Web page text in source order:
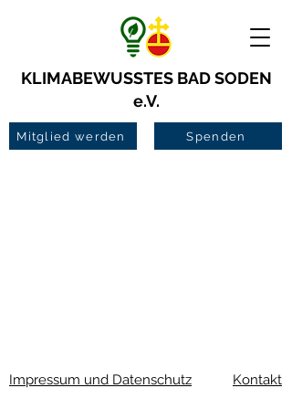
KLIMABEWUSSTES BAD SODEN
e.V.
Spenden
Mitglied werden
Impressum und Datenschutz Kontakt